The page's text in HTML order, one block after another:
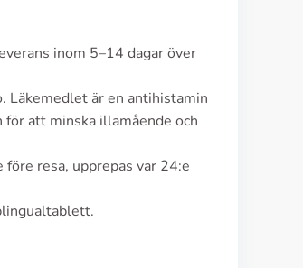
inom 5–14 dagar över
Läkemedlet är en antihistamin
att minska illamående och
resa, upprepas var 24:e